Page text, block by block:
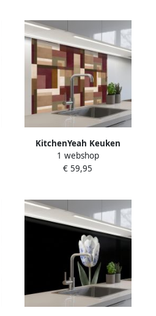
fornuis
KitchenYeah Keuken
achterwand 100x80 cm
Spatscherm zelfklevend
fornuis
1 webshop
€ 59,95